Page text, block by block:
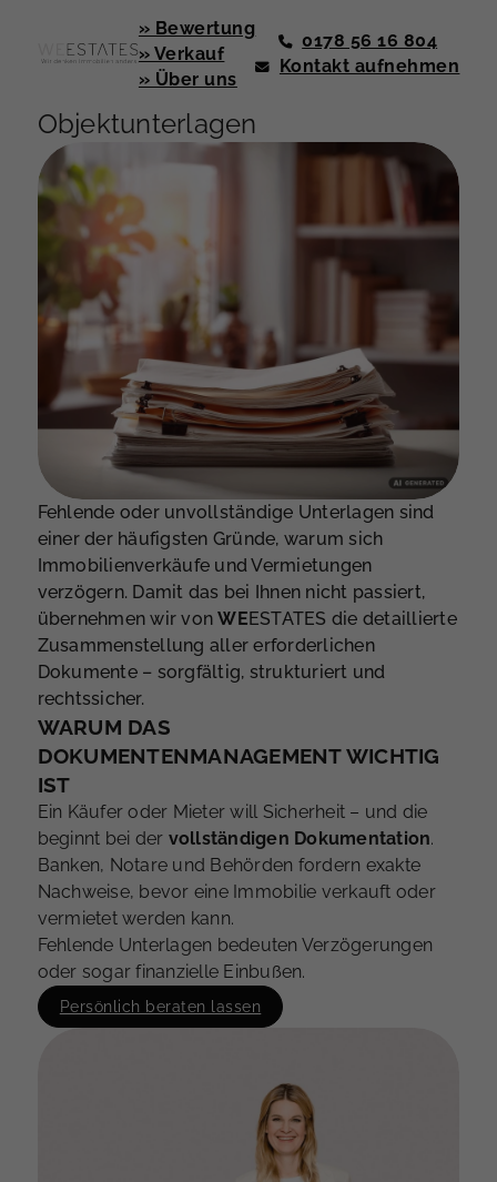
» Bewertung
» Verkauf
» Über uns
0178 56 16 804
Kontakt aufnehmen
Objektunterlagen
Fehlende oder unvollständige Unterlagen sind
einer der häufigsten Gründe, warum sich
Immobilienverkäufe und Vermietungen
verzögern. Damit das bei Ihnen nicht passiert,
übernehmen wir vonWEESTATES die detaillierte
Zusammenstellung aller erforderlichen
Dokumente – sorgfältig, strukturiert und
rechtssicher.
WARUM DAS
DOKUMENTENMANAGEMENT WICHTIG
IST
Ein Käufer oder Mieter will Sicherheit – und die
beginnt bei der vollständigen Dokumentation.
Banken, Notare und Behörden fordern exakte
Nachweise, bevor eine Immobilie verkauft oder
vermietet werden kann.
Fehlende Unterlagen bedeuten Verzögerungen
oder sogar finanzielle Einbußen.
Persönlich beraten lassen